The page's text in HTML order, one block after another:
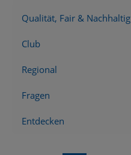
Qualität, Fair & Nachhaltig
Club
Regional
Fragen
Entdecken